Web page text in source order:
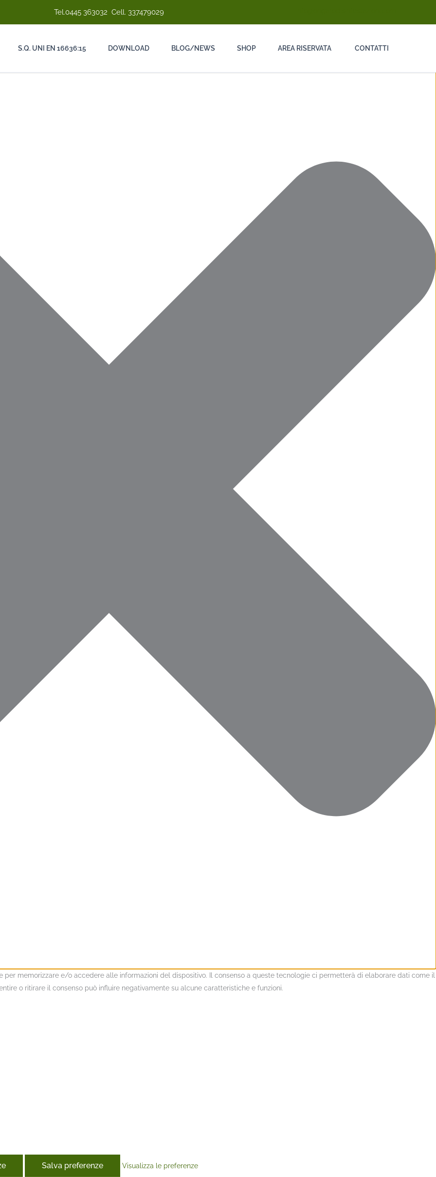
memorizzare e/o accedere alle informazioni del dispositivo. Il consenso a queste tecnologie ci permetterà di elaborare dati come il
o ritirare il consenso può influire negativamente su alcune caratteristiche e funzioni.
Salva preferenze Visualizza le preferenze
Tel.0445 363032 Cell. 337479029
S.Q. UNI EN 16636:15 DOWNLOAD BLOG/NEWS SHOP AREA RISERVATA CONTATTI